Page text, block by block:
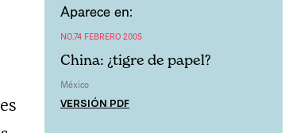
Aparece en:
NO.74 FEBRERO 2005
China: ¿tigre de papel?
México
VERSIÓN PDF